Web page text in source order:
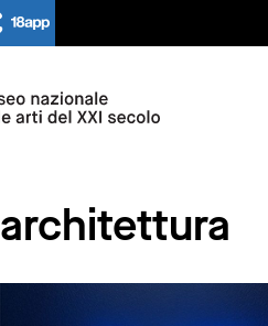
architettura